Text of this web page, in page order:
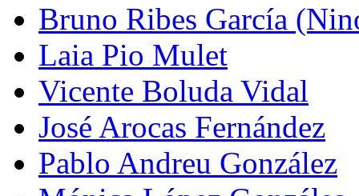
Bruno Ribes García
Laia Pio Mulet
Vicente Boluda Vidal
José Arocas Fernández
Pablo Andreu González